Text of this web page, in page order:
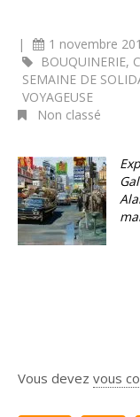
| 1 novembre
BOUQUINERIE,
SEMAINE DE
VOYAGEUSE
Non classé
Vous devez vous